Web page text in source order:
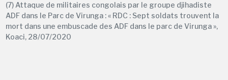
(7) Attaque de militaires congolais par le groupe djihadiste
ADF dans le Parc de Virunga : « RDC : Sept soldats trouvent la
mort dans une embuscade des ADF dans le parc de Virunga »,
Koaci, 28/07/2020